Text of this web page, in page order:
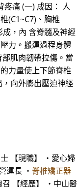
疼痛 (一) 成因： 人
(C1~C7)、胸椎
成，內 含脊髓及神經
力。搬運過程身體
肌肉韌帶拉傷。當
力量使上下節脊椎
向外膨出壓迫神經
【現職】 ・愛心婦
運長 ・ 脊椎矯正器
【經歷】 ・中山醫